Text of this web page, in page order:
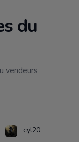
du
vendeurs
cyl20